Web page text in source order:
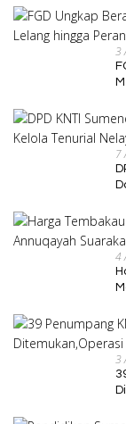
3
7
4
3